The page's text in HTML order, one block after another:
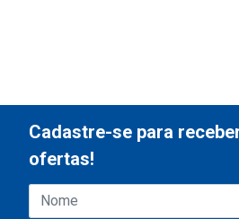
Cadastre-se para
ofertas!